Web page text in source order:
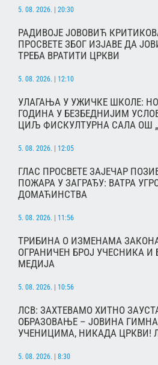
5. 08. 2026. | 20:30
РАДИВОЈЕ ЈОВОВИЋ
ПРОСВЕТЕ ЗБОГ ИЗЈАВЕ ДА
ТРЕБА ВРАТИТИ ЦРКВИ
5. 08. 2026. | 12:10
УЛАГАЊА У УЖИЧКЕ ШКОЛЕ:
ГОДИНА У БЕЗБЕДНИЈИМ
ЦИЉ ФИСКУЛТУРНА САЛА ОШ
5. 08. 2026. | 12:05
ГЛАС ПРОСВЕТЕ ЗАЈЕЧАР
ПОЖАРА У ЗАГРАЂУ: ВАТРА
ДОМАЋИНСТВА
5. 08. 2026. | 11:56
ТРИБИНА О ИЗМЕНАМА
ОГРАНИЧЕН БРОЈ УЧЕСНИКА И
МЕДИЈА
5. 08. 2026. | 10:56
ЛСВ: ЗАХТЕВАМО ХИТНО
ОБРАЗОВАЊЕ – ЈОВИНА
УЧЕНИЦИМА, НИКАДА ЦРКВИ!
5. 08. 2026. | 8:30